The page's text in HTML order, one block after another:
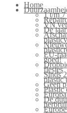
Home
1 t/m
VN
De
EU-
goed!
flesjes
Sinds
plastic
Geen
Plastic
De